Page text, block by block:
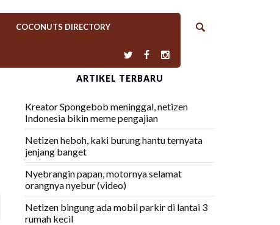
COCONUTS DIRECTORY
ARTIKEL TERBARU
Kreator Spongebob meninggal, netizen
Indonesia bikin meme pengajian
Netizen heboh, kaki burung hantu ternyata
jenjang banget
Nyebrangin papan, motornya selamat
orangnya nyebur (video)
Netizen bingung ada mobil parkir di lantai 3
rumah kecil